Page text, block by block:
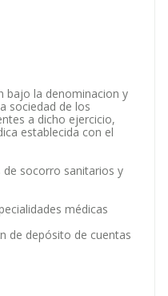
bajo la denominacion y
sociedad de los
a dicho ejercicio,
establecida con el
socorro sanitarios y
médicas
de depósito de cuentas